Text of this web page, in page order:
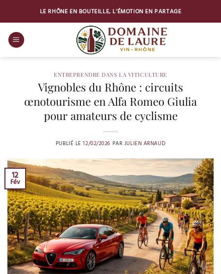
contenu
LE RHÔNE EN BOUTEILLE, L’ÉMOTION EN PARTAGE
ENTREPRENDRE DANS LA VITICULTURE
Vignobles du Rhône : circuits
œnotourisme en Alfa Romeo Giulia
pour amateurs de cyclisme
PUBLIÉ LE12/02/2026 PAR JULIEN ARNAUD
12
Fév